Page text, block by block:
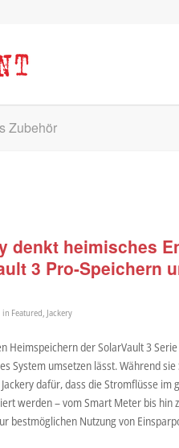
Zubehör
denkt heimisches
3 Pro-Speichern
in Featured, Jackery
Heimspeichern der SolarVault 3
System umsetzen lässt. Während
dafür, dass die Stromflüsse
werden – vom Smart Meter bis hin
bestmöglichen Nutzung von